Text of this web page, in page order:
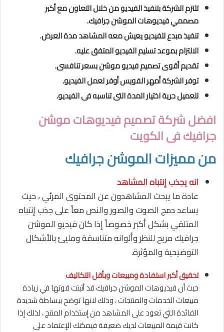
تلتزم الشركة بتنفيذ الفيديو من خلال التعاون مع أكبر
مصممي فيديوهات الموشن جرافيك.
تنفيذ مبدع للفيديو يعيش معه المشاهد مدة العرض.
الالتزام بموعد تسليم الفيديو المتفق عليه.
تقديم أقوى تصميم فيديو موشن بسعر تنافسى.
توفر الشركة أمهر الفويس أوفر لعمل الفيديو.
للعميل حرية اختيار المدة التى تناسبه فى الفيديو.
افضل شركة تصميم فيديوهات موشن
جرافيك فى الكويت
من مميزات الموشن جرافيك
انه يجذب إنتباه المشاهد
عادة ما يبحث المشاهدون عن المحتوى المرئي ، حيث
يساعد دمج الصوت والصور والنص معاً على جذب إنتباه
المتلقي بشكل أكبر خصوصاً إذا كان فيديو الموشن
جرافيك مريح للنظر وألوانه متناسقة ومليئ بالأشكال
التوضيحية والمؤثرة.
تحقيق أكبر استفادة ومبيعات وبأقل التكاليف
حيث أن فيديوهات الموشن جرافيك قد أثبتت قوتها في زيادة
مبيعات الخدمات والمنتجات ، وذلك لانها توضح ببساطة شديدة
الفائدة التي تعود على المشاهد من إستخدام المنتج ، لذلك إذا
كانت قيمة المبيعات لديك ضعيفة فيمكنك الإعتماد على